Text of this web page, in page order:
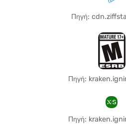
Πηγή:
Πηγή:
Πηγή: